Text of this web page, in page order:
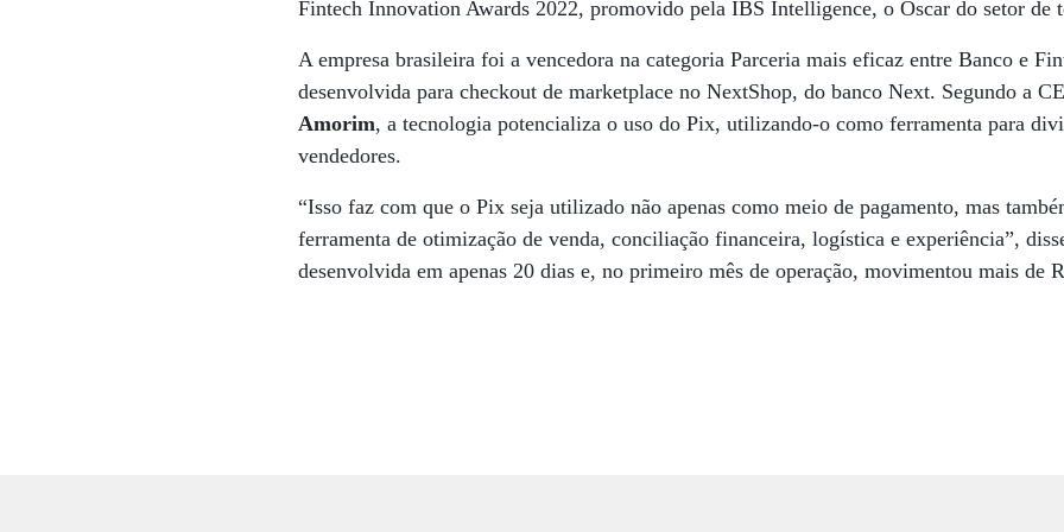
Fintech Innovation Awards 2022, promovido pela IBS Intelligence, o Oscar do setor de
A empresa brasileira foi a vencedora na categoria Parceria mais eficaz entre Banco e
desenvolvida para checkout de marketplace no NextShop, do banco Next. Segundo a
Amorim, a tecnologia potencializa o uso do Pix, utilizando-o como ferramenta para
vendedores.
“Isso faz com que o Pix seja utilizado não apenas como meio de pagamento, mas
ferramenta de otimização de venda, conciliação financeira, logística e experiência”,
desenvolvida em apenas 20 dias e, no primeiro mês de operação, movimentou mais de